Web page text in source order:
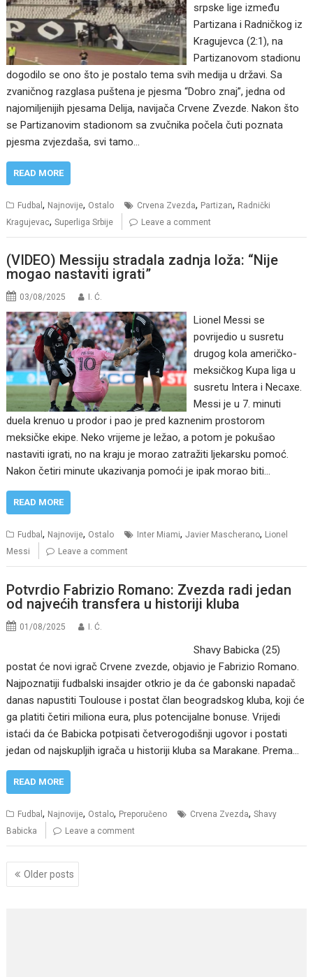
srpske lige između
Partizana i Radničkog iz
Kragujevca (2:1), na
Partizanovom stadionu
dogodilo se ono što je postalo tema svih medija u državi. Sa
zvaničnog razglasa puštena je pjesma “Dobro znaj”, jedna od
najomiljenijih pjesama Delija, navijača Crvene Zvezde. Nakon što
se Partizanovim stadionom sa zvučnika počela čuti poznata
pjesma zvjezdaša, svi tamo…
READ MORE
Fudbal, Najnovije, Ostalo Crvena Zvezda, Partizan, Radnički
Kragujevac,Superliga Srbije Leave a comment
(VIDEO) Messiju stradala zadnja loža: “Nije
mogao nastaviti igrati”
03/08/2025 I. Ć.
Lionel Messi se
povrijedio u susretu
drugog kola američko-
meksičkog Kupa liga u
susretu Intera i Necaxe.
Messi je u 7. minuti
duela krenuo u prodor i pao je pred kaznenim prostorom
meksičke ekipe. Neko vrijeme je ležao, a potom je pokušao
nastaviti igrati, no na kraju je morao zatražiti ljekarsku pomoć.
Nakon četiri minute ukazivanja pomoći je ipak morao biti…
READ MORE
Fudbal, Najnovije, Ostalo Inter Miami,Javier Mascherano, Lionel
Messi
Leave a comment
Potvrdio Fabrizio Romano: Zvezda radi jedan
od najvećih transfera u historiji kluba
01/08/2025 I. Ć.
Shavy Babicka (25)
postat će novi igrač Crvene zvezde, objavio je Fabrizio Romano.
Najpoznatiji fudbalski insajder otkrio je da će gabonski napadač
danas napustiti Toulouse i postat član beogradskog kluba, koji će
ga platiti četiri miliona eura, plus potencijalne bonuse. Vrijedi
istaći da će Babicka potpisati četverogodišnji ugovor i postati
jedan od najskupljih igrača u historiji kluba sa Marakane. Prema…
READ MORE
Fudbal, Najnovije, Ostalo, Preporučeno Crvena Zvezda,Shavy
Babicka
Leave a comment
Posts
navigation
Older posts